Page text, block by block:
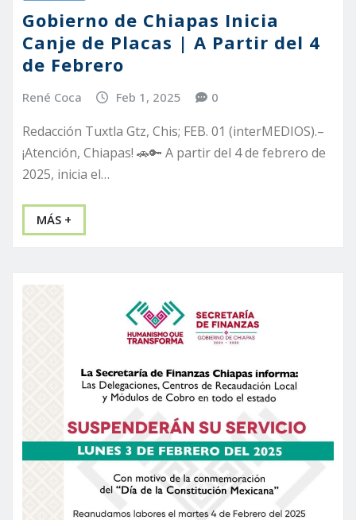
Gobierno de Chiapas Inicia
Canje de Placas | A Partir del 4
de Febrero
René Coca Feb 1, 2025 0
Redacción Tuxtla Gtz, Chis; FEB. 01 (interMEDIOS).–
¡Atención, Chiapas! 🚗🔑 A partir del 4 de febrero de
2025, inicia el…
MÁS +